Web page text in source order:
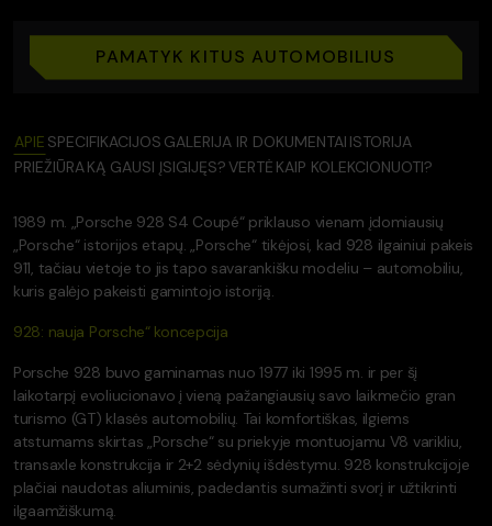
PAMATYK KITUS AUTOMOBILIUS
APIE SPECIFIKACIJOS GALERIJA IR DOKUMENTAI ISTORIJA
PRIEŽIŪRAKĄ GAUSI ĮSIGIJĘS?VERTĖ KAIP KOLEKCIONUOTI?
1989 m. „Porsche 928 S4 Coupé“ priklauso vienam įdomiausių
„Porsche“ istorijos etapų. „Porsche“ tikėjosi, kad 928 ilgainiui pakeis
911, tačiau vietoje to jis tapo savarankišku modeliu – automobiliu,
kuris galėjo pakeisti gamintojo istoriją.
928: nauja Porsche“ koncepcija
Porsche 928 buvo gaminamas nuo 1977 iki 1995 m. ir per šį
laikotarpį evoliucionavo į vieną pažangiausių savo laikmečio gran
turismo (GT) klasės automobilių. Tai komfortiškas, ilgiems
atstumams skirtas „Porsche“ su priekyje montuojamu V8 varikliu,
transaxle konstrukcija ir 2+2 sėdynių išdėstymu. 928 konstrukcijoje
plačiai naudotas aliuminis, padedantis sumažinti svorį ir užtikrinti
ilgaamžiškumą.